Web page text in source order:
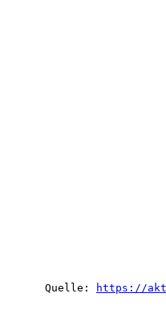
Quelle: https://